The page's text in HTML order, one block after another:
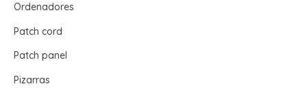
Ordenadores
Patch cord
Patch panel
Pizarras